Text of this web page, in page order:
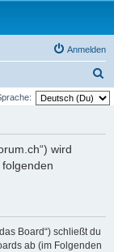
Anmelden
u
wird
Board“) schließt du
ab (im Folgenden